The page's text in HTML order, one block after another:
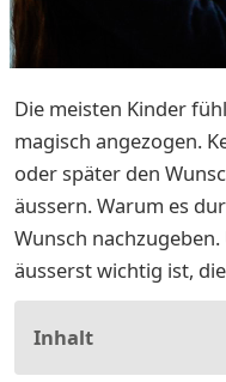
Die meisten Kinder
magisch angezogen.
oder später den
äussern. Warum es
Wunsch
äusserst wichtig ist,
Inhalt